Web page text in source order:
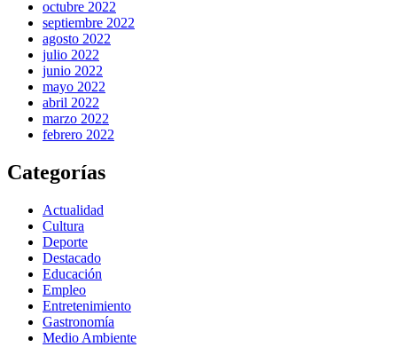
octubre 2022
septiembre 2022
agosto 2022
julio 2022
junio 2022
mayo 2022
abril 2022
marzo 2022
febrero 2022
Categorías
Actualidad
Cultura
Deporte
Destacado
Educación
Empleo
Entretenimiento
Gastronomía
Medio Ambiente